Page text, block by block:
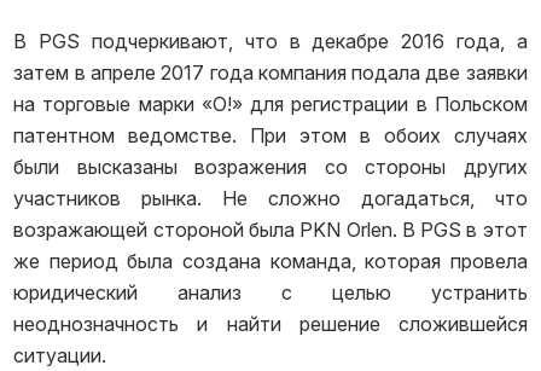
В PGS подчеркивают, что в декабре 2016 года, а
затем в апреле 2017 года компания подала две заявки
на торговые марки «O!» для регистрации в Польском
патентном ведомстве. При этом в обоих случаях
были высказаны возражения со стороны других
участников рынка. Не сложно догадаться, что
возражающей стороной была PKN Orlen. В PGS в этот
же период была создана команда, которая провела
юридический анализ с целью устранить
неоднозначность и найти решение сложившейся
ситуации.